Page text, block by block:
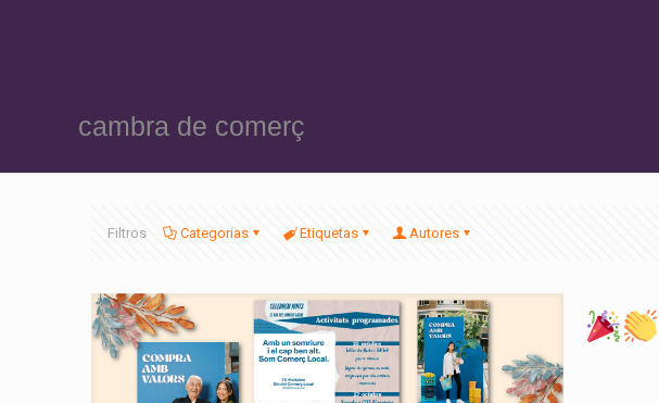
cambra de comerç
Filtros Categorias Etiquetas Autores